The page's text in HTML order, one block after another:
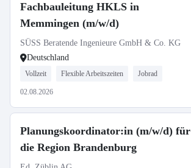
Fachbauleitung HKLS in
Memmingen (m/w/d)
SÜSS Beratende Ingenieure GmbH & Co. KG
Deutschland
Vollzeit Flexible Arbeitszeiten Jobrad
02.08.2026
Planungskoordinator:in (m/w/d) für
die Region Brandenburg